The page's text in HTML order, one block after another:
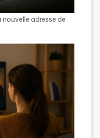
adresse de